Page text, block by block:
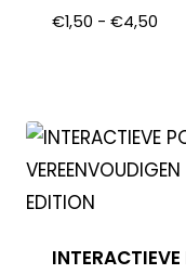
€1,50 - €4,50